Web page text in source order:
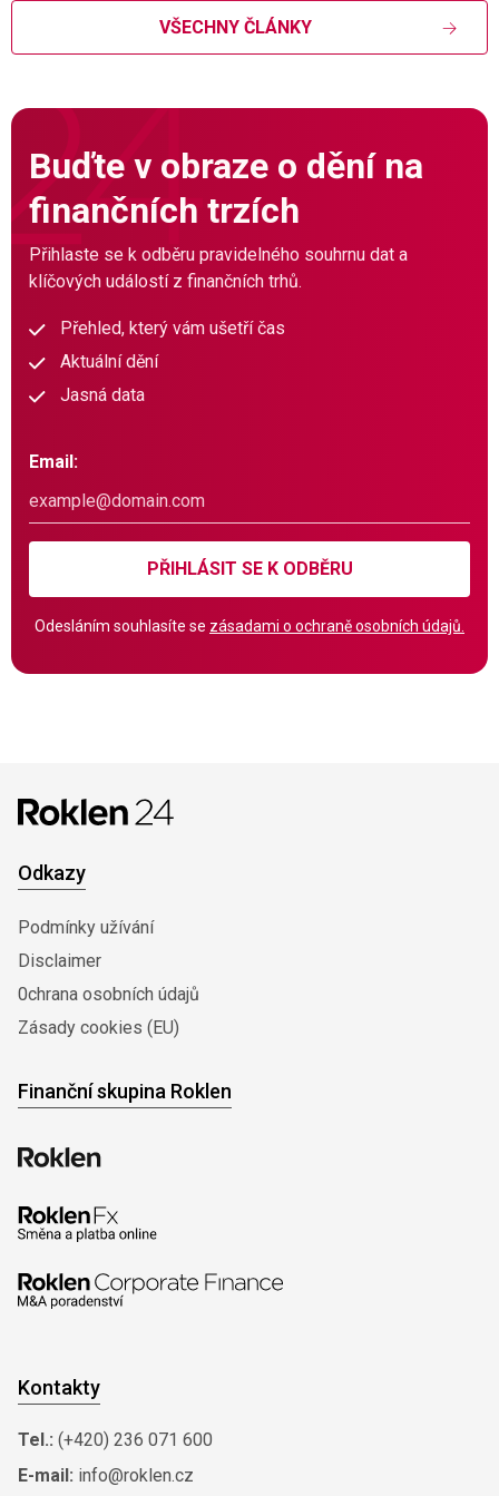
VŠECHNY ČLÁNKY
Buďte v obraze o dění na
finančních trzích
Přihlaste se k odběru pravidelného souhrnu dat a
klíčových událostí z finančních trhů.
Přehled, který vám ušetří čas
Aktuální dění
Jasná data
Email:
PŘIHLÁSIT SE K ODBĚRU
Odesláním souhlasíte se zásadami o ochraně osobních údajů.
Odkazy
Podmínky užívání
Disclaimer
0chrana osobních údajů
Zásady cookies (EU)
Finanční skupina Roklen
Kontakty
Tel.: (+420) 236 071 600
E-mail: info@roklen.cz